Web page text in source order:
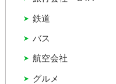
グルメ
バス
航空会社
鉄道